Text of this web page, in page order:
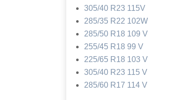
305/40 R23 115V
285/35 R22 102W
285/50 R18 109 V
255/45 R18 99 V
225/65 R18 103 V
305/40 R23 115 V
285/60 R17 114 V